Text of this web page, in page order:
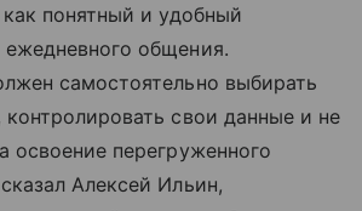
понятный и удобный
общения.
самостоятельно выбирать
свои данные и не
освоение перегруженного
Алексей Ильин,